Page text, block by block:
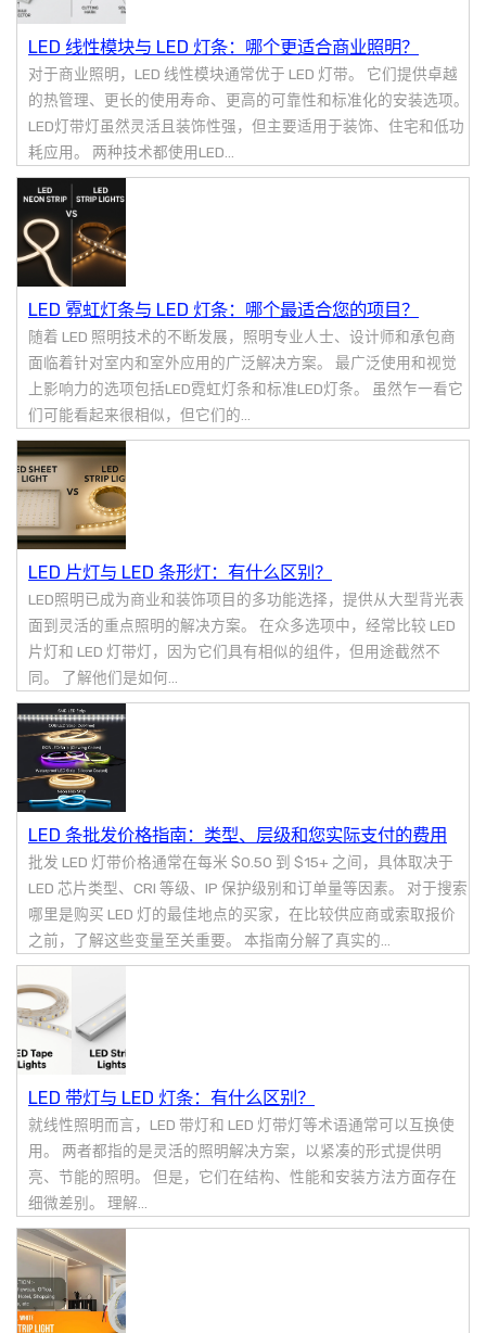
LED 线性模块与 LED 灯条：哪个更适合商业照明？
对于商业照明，LED 线性模块通常优于 LED 灯带。 它们提供卓越
的热管理、更长的使用寿命、更高的可靠性和标准化的安装选项。
LED灯带灯虽然灵活且装饰性强，但主要适用于装饰、住宅和低功
耗应用。 两种技术都使用LED...
LED 霓虹灯条与 LED 灯条：哪个最适合您的项目？
随着 LED 照明技术的不断发展，照明专业人士、设计师和承包商
面临着针对室内和室外应用的广泛解决方案。 最广泛使用和视觉
上影响力的选项包括LED霓虹灯条和标准LED灯条。 虽然乍一看它
们可能看起来很相似，但它们的...
LED 片灯与 LED 条形灯：有什么区别？
LED照明已成为商业和装饰项目的多功能选择，提供从大型背光表
面到灵活的重点照明的解决方案。 在众多选项中，经常比较 LED
片灯和 LED 灯带灯，因为它们具有相似的组件，但用途截然不
同。 了解他们是如何...
LED 条批发价格指南：类型、层级和您实际支付的费用
批发 LED 灯带价格通常在每米 $0.50 到 $15+ 之间，具体取决于
LED 芯片类型、CRI 等级、IP 保护级别和订单量等因素。 对于搜索
哪里是购买 LED 灯的最佳地点的买家，在比较供应商或索取报价
之前，了解这些变量至关重要。 本指南分解了真实的...
LED 带灯与 LED 灯条：有什么区别？
就线性照明而言，LED 带灯和 LED 灯带灯等术语通常可以互换使
用。 两者都指的是灵活的照明解决方案，以紧凑的形式提供明
亮、节能的照明。 但是，它们在结构、性能和安装方法方面存在
细微差别。 理解...